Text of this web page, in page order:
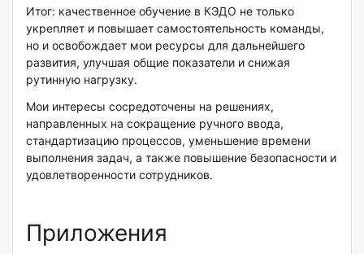
Итог: качественное обучение в КЭДО не только
укрепляет и повышает самостоятельность команды,
но и освобождает мои ресурсы для дальнейшего
развития, улучшая общие показатели и снижая
рутинную нагрузку.
Мои интересы сосредоточены на решениях,
направленных на сокращение ручного ввода,
стандартизацию процессов, уменьшение времени
выполнения задач, а также повышение безопасности и
удовлетворенности сотрудников.
Приложения